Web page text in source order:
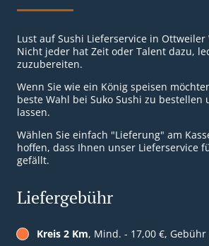
Lust auf Sushi Lieferservice in Ottweiler
Nicht jeder hat Zeit oder Talent dazu,
zuzubereiten.
Wenn Sie wie ein König speisen
beste Wahl bei Suko Sushi zu bestellen
lassen.
Wählen Sie einfach "Lieferung" am
hoffen, dass Ihnen unser Lieferservice
gefällt.
Liefergebühr
Kreis 2 Km, Mind. - 17,00 €, Gebühr